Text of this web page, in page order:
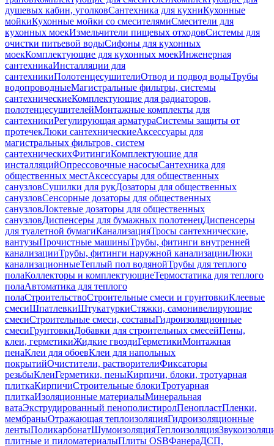
душевых кабин, уголковСантехника для кухниКухонные
мойкиКухонные мойки со смесителямиСмесители для
кухонных моекИзмельчители пищевых отходовСистемы для
очистки питьевой водыСифоны для кухонных
моекКомплектующие для кухонных моекИнженерная
сантехникаИнсталляции для
сантехникиПолотенцесушителиОтвод и подвод водыТрубы
водопроводныеМагистральные фильтры, системы
сантехническиеКомплектующие для радиаторов,
полотенцесушителейМонтажные комплекты для
сантехникиРегулирующая арматураСистемы защиты от
протечекЛюки сантехническиеАксессуары для
магистральных фильтров, систем
сантехническихФитингиКомплектующие для
инсталляцийОпрессовочные насосыСантехника для
общественных местАксессуары для общественных
санузловСушилки для рукДозаторы для общественных
санузловСенсорные дозаторы для общественных
санузловЛоктевые дозаторы для общественных
санузловДиспенсеры для бумажных полотенецДиспенсеры
для туалетной бумагиКанализацияТросы сантехнические,
вантузыПрочистные машиныТрубы, фитинги внутренней
канализацииТрубы, фитинги наружной канализацииЛюки
канализационныеТеплый пол водянойТрубы для теплого
полаКоллекторы и комплектующиеТермостатика для теплого
полаАвтоматика для теплого
полаСтроительствоСтроительные смеси и грунтовкиКлеевые
смесиШпатлевкиШтукатуркиСтяжки, самонивелирующие
смесиСтроительные смеси, составыГидроизоляционные
смесиГрунтовкиДобавки для строительных смесейПены,
клеи, герметикиЖидкие гвоздиГерметикиМонтажная
пенаКлеи для обоевКлеи для напольных
покрытийОчистители, растворителиФиксаторы
резьбыКлеиГерметики, пеныКирпичи, блоки, тротуарная
плиткаКирпичиСтроительные блокиТротуарная
плиткаИзоляционные материалыМинеральная
ватаЭкструдированный пенополистиролПенопластПленки,
мембраныОтражающая теплоизоляцияГидроизоляционные
лентыПоликарбонатШумоизоляцияТеплоизоляция
плитные и пиломатериалыПлиты OSBФанераДСП,